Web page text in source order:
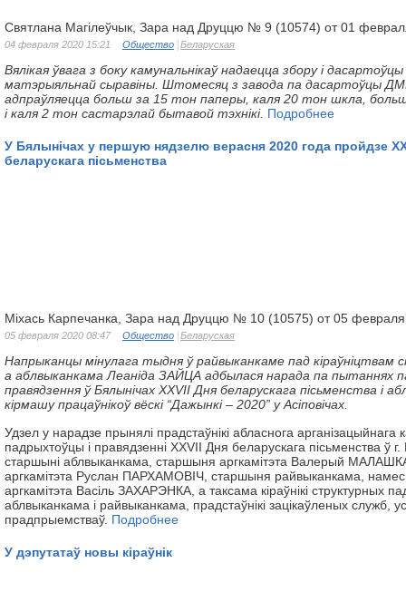
Святлана Магілеўчык, Зара над Друццю № 9 (10574) от 01
04 февраля 2020 15:21 Общество Беларуская
Вялікая ўвага з боку камунальнікаў надаецца збору і дасартоўцы
матэрыяльнай сыравіны. Штомесяц з завода па дасартоўцы
адпраўляецца больш за 15 тон паперы, каля 20 тон шкла,
і каля 2 тон састарэлай бытавой тэхнікі. Подробнее
У Бялынічах у першую нядзелю верасня 2020 года пройдзе
беларускага пісьменства
Міхась Карпечанка, Зара над Друццю № 10 (10575) от 05
05 февраля 2020 08:47 Общество Беларуская
Напрыканцы мінулага тыдня ў райвыканкаме пад кіраўніцтвам
а аблвыканкама Леаніда ЗАЙЦА адбылася нарада па пытаннях
правядзення ў Бялынічах ХХVІІ Дня беларускага пісьменства і
кірмашу працаўнікоў вёскі “Дажынкі – 2020” у Асіповічах.
Удзел у нарадзе прынялі прадстаўнікі абласнога арганізацыйнага
падрыхтоўцы і правядзенні ХХVІІ Дня беларускага пісьменства ў
старшыні аблвыканкама, старшыня аргкамітэта Валерый МАЛАШКА
аргкамітэта Руслан ПАРХАМОВІЧ, старшыня райвыканкама,
аргкамітэта Васіль ЗАХАРЭНКА, а таксама кіраўнікі структурных
аблвыканкама і райвыканкама, прадстаўнікі зацікаўленых служб,
прадпрыемстваў. Подробнее
У дэпутатаў новы кіраўнік